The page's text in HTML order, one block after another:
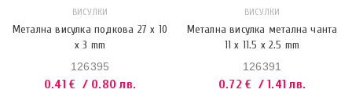
ВИСУЛКИ
Метална висулка подкова 27 x 10
x 3 mm
126395
0.41€ / 0.80 лв.
ВИСУЛКИ
Метална висулка метална чанта
11 x 11.5 x 2.5 mm
126391
0.72€ / 1.41 лв.